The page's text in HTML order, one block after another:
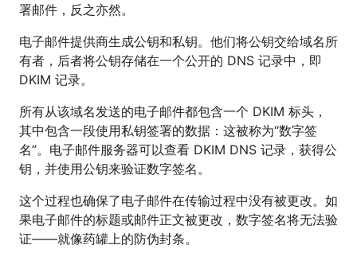
署邮件，反之亦然。
电子邮件提供商生成公钥和私钥。他们将公钥交给域名所
有者，后者将公钥存储在一个公开的 DNS 记录中，即
DKIM 记录。
所有从该域名发送的电子邮件都包含一个 DKIM 标头，
其中包含一段使用私钥签署的数据：这被称为“数字签
名”。电子邮件服务器可以查看 DKIM DNS 记录，获得公
钥，并使用公钥来验证数字签名。
这个过程也确保了电子邮件在传输过程中没有被更改。如
果电子邮件的标题或邮件正文被更改，数字签名将无法验
证——就像药罐上的防伪封条。